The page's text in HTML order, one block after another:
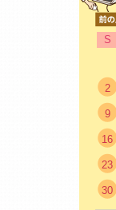
S
2
9
16
23
30